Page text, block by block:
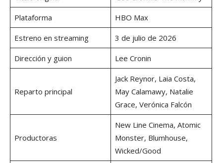
Plataforma HBO Max
Estreno en streaming 3 de julio de 2026
Dirección y guion Lee Cronin
Reparto principal
Jack Reynor, Laia Costa,
May Calamawy, Natalie
Grace, Verónica Falcón
Productoras
New Line Cinema, Atomic
Monster, Blumhouse,
Wicked/Good